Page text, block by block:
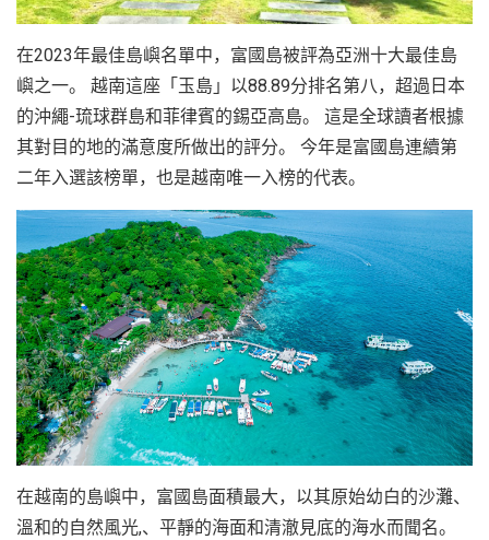
在2023年最佳島嶼名單中，富國島被評為亞洲十大最佳島
嶼之一。 越南這座「玉島」以88.89分排名第八，超過日本
的沖繩-琉球群島和菲律賓的錫亞高島。 這是全球讀者根據
其對目的地的滿意度所做出的評分。 今年是富國島連續第
二年入選該榜單，也是越南唯一入榜的代表。
在越南的島嶼中，富國島面積最大，以其原始幼白的沙灘、
溫和的自然風光,、平靜的海面和清澈見底的海水而聞名。